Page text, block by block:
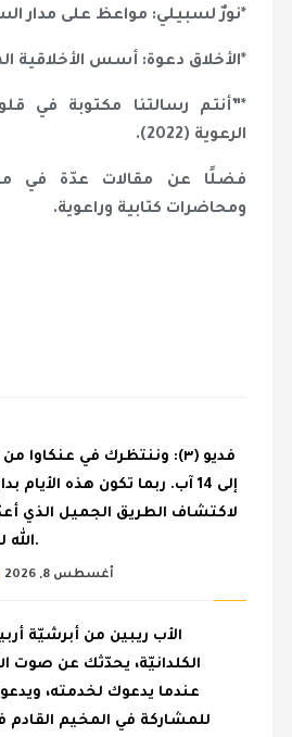
*نورٌ لسبيلي: مواعظ على مدار
*الأخلاق دعوة: أسس الأخلاقية
*”أنتم رسالتنا مكتوبة في
الرعوية (2022).
فضلًا عن مقالات عدّة في
ومحاضرات كتابية وراعوية.
إلى 14 آب. ربما تكون هذه الأيام
لاكتشاف الطريق الجميل الذي
الله لك.
أغسطس 8, 2026
الأب ريبين من أبرشيّة
الكلدانيّة، يحدّثك عن صوت
عندما يدعوك لخدمته،
للمشاركة في المخيم القادم